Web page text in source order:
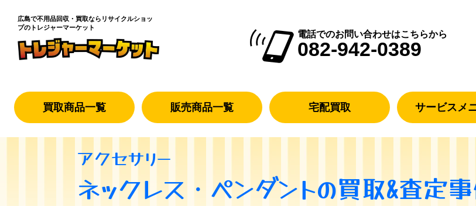
広島で不用品回収・買取なら リサイクルショッ
プのトレジャーマーケット
電話でのお問い合わせはこちらから
082-942-0389
買取商品一覧 販売商品一覧 宅配買取 サービスメ
アクセサリー
ネックレス・ペンダントの買取&査定